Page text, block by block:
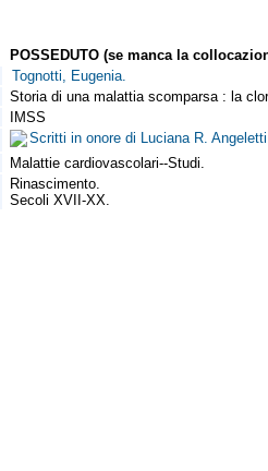
POSSEDUTO (se manca la
Tognotti, Eugenia.
Storia di una malattia scomparsa : la
IMSS
Scritti in onore di Luciana R.
Malattie cardiovascolari--Studi.
Rinascimento.
Secoli XVII-XX.